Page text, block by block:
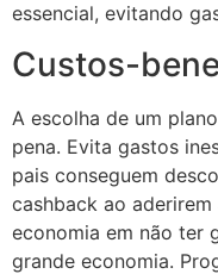
essencial, evitando
Custos-
A escolha de um
pena. Evita gastos
pais conseguem
cashback ao
economia em não ter
grande economia.